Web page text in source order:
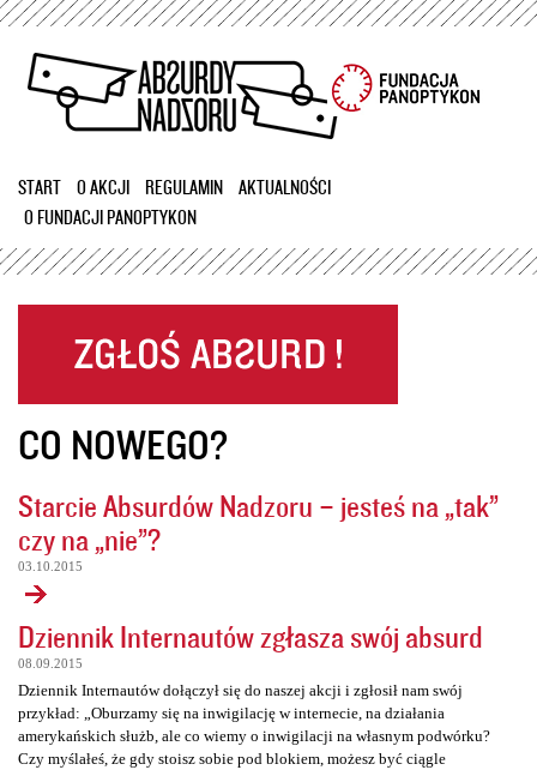
Przejdź
treści
START O AKCJI REGULAMIN
AKTUALNOŚCI
O FUNDACJI PANOPTYKON
CO NOWEGO?
Starcie Absurdów Nadzoru – jesteś na „tak”
czy na „nie”?
03.10.2015
Dziennik Internautów zgłasza swój absurd
08.09.2015
Dziennik Internautów dołączył się do naszej akcji i zgłosił nam swój
przykład: „Oburzamy się na inwigilację w internecie, na działania
amerykańskich służb, ale co wiemy o inwigilacji na własnym podwórku?
Czy myślałeś, że gdy stoisz sobie pod blokiem, możesz być ciągle